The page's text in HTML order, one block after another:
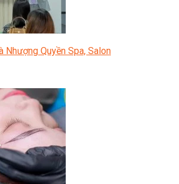
Nhượng Quyền Spa, Salon